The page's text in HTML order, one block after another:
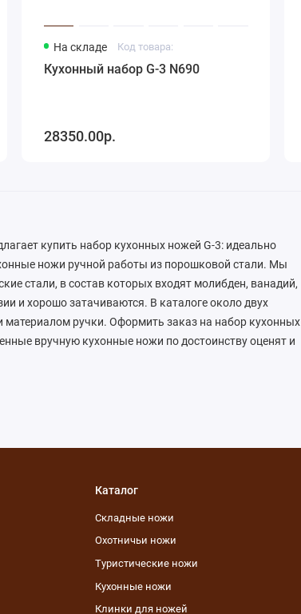
На складе Код товара:
Кухонный набор G-3 N690
28350.00р.
купить набор кухонных ножей G-3: идеально
ножи ручной работы из порошковой стали. Мы
стали, в состав которых входят молибден, ванадий,
и хорошо затачиваются. В каталоге около двух
материалом ручки. Оформить заказ на набор кухонных
вручную кухонные ножи по достоинству оценят и
которые совмещают высокую износостойкость,
Каталог
Складные ножи
Охотничьи ножи
Туристические ножи
Кухонные ножи
Клинки для ножей